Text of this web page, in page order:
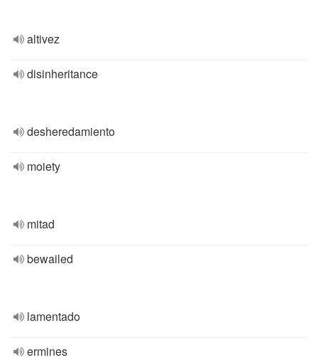
altivez
disinheritance
desheredamiento
moiety
mitad
bewailed
lamentado
ermines